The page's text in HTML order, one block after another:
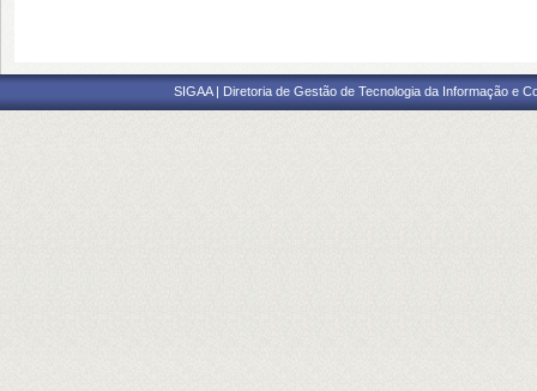
SIGAA | Diretoria de Gestão de Tecnologia da Informação e